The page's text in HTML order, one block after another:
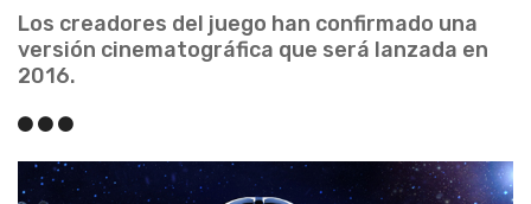
Los creadores del juego han confirmado una
versión cinematográfica que será lanzada en
2016.